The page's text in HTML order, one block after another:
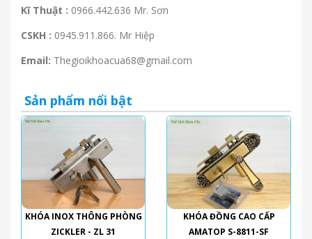
Kĩ Thuật : 0966.442.636 Mr. Sơn
CSKH : 0945.911.866. Mr Hiệp
Email: Thegioikhoacua68@gmail.com
Sản phẩm nổi bật
KHÓA INOX THÔNG PHÒNG
ZICKLER - ZL 31
KHÓA ĐỒNG CAO CẤP
AMATOP S-8811-SF